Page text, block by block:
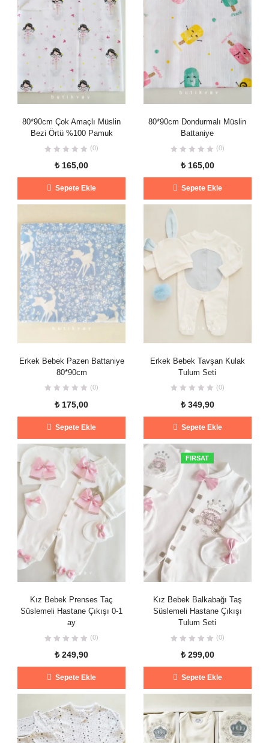
80*90cm Çok Amaçlı Müslin
Bezi Örtü %100 Pamuk
(0)
₺ 165,00
Sepete Ekle
80*90cm Dondurmalı Müslin
Battaniye
(0)
₺165,00
Sepete Ekle
Erkek Bebek Pazen Battaniye
80*90cm
(0)
₺ 175,00
Sepete Ekle
Erkek Bebek Tavşan Kulak
Tulum Seti
(0)
₺349,90
Sepete Ekle
Kız Bebek Prenses Taç
Süslemeli Hastane Çıkışı 0-1
ay
(0)
₺ 249,90
Sepete Ekle
FIRSAT
Kız Bebek Balkabağı Taş
Süslemeli Hastane Çıkışı
Tulum Seti
(0)
₺299,00
Sepete Ekle